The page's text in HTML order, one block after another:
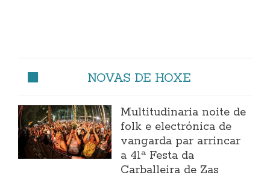
NOVAS DE HOXE
Multitudinaria noite de
folk e electrónica de
vangarda par arrincar
a 41ª Festa da
Carballeira de Zas